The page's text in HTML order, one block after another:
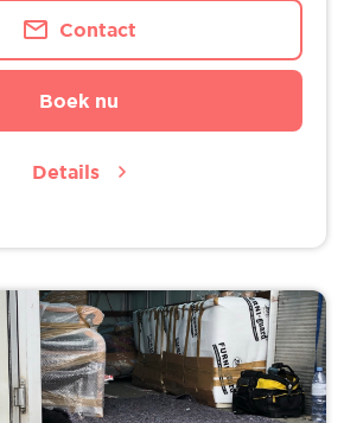
Contact
Boek nu
Details